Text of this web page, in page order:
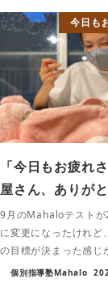
今日も
「今日もお疲れ
屋さん、ありがと
9月のMahaloテストが
に変更になったけれど
の目標が決まった感
個別指導塾Mahalo